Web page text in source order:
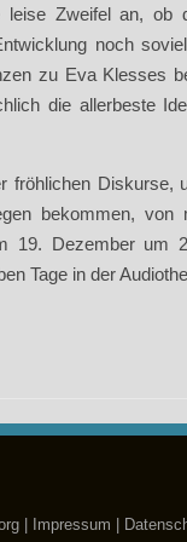
leise Zweifel an, ob
noch
zu Eva Klesses
die allerbeste
fröhlichen Diskurse,
bekommen, von
19. Dezember um
Tage in der
| Impressum